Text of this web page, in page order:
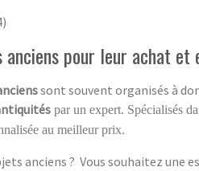
anciens pour leur achat
sont souvent organisés à
par un expert. Spécialisés
au meilleur prix.
anciens ? Vous souhaitez